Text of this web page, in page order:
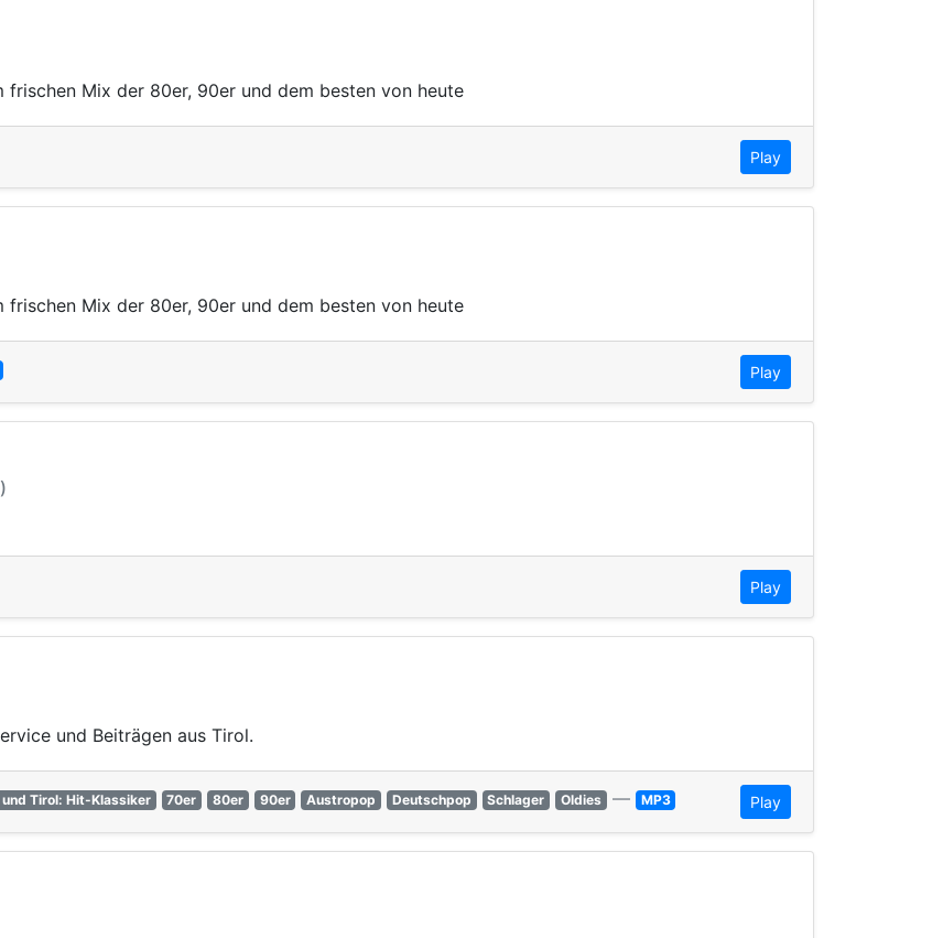
frischen Mix der 80er, 90er und dem besten von heute
Play
frischen Mix der 80er, 90er und dem besten von heute
Play
Play
und Beiträgen aus Tirol.
Tirol: Hit-Klassiker 70er 80er 90er Austropop Deutschpop Schlager Oldies — MP3 Play